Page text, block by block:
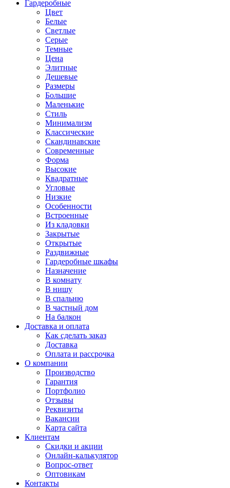
Гардеробные
Цвет
Белые
Светлые
Серые
Темные
Цена
Элитные
Дешевые
Размеры
Большие
Маленькие
Стиль
Минимализм
Классические
Скандинавские
Современные
Форма
Высокие
Квадратные
Угловые
Низкие
Особенности
Встроенные
Из кладовки
Закрытые
Открытые
Раздвижные
Гардеробные шкафы
Назначение
В комнату
В нишу
В спальню
В частный дом
На балкон
Доставка и оплата
Как сделать заказ
Доставка
Оплата и рассрочка
О компании
Производство
Гарантия
Портфолио
Отзывы
Реквизиты
Вакансии
Карта сайта
Клиентам
Скидки и акции
Онлайн-калькулятор
Вопрос-ответ
Оптовикам
Контакты